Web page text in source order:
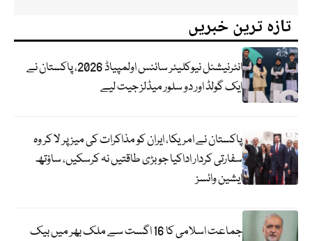
تازہ ترین خبریں
انٹرنیشنل نیوکلیئر سائنس اولمپیاڈ 2026، پاکستان نے
ایک گولڈ اور دو سلور میڈلز جیت لیے
پاکستان نے امریکا، ایران کو مذاکرات کی میز پر لا کر وہ
سفارتی کردار اداکیا جو بڑی طاقتیں نہ کرسکیں، ساؤتھ
ایشین وائسز
جماعت اسلامی کا 16 اگست سے ملک بھر میں بیک